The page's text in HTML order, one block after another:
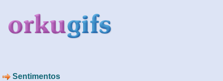
Sentimentos